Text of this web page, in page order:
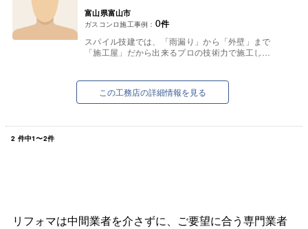
富山県富山市
ガスコンロ施工事例： 0件
スパイル技建では、「雨漏り」から「外壁」まで
「施工屋」だから出来るプロの技術力で施工しま
また、白ありの予防と駆除...
この工務店の詳細情報を見る
2 件中1〜2件
リフォマは中間業者を介さずに、ご要望に合う専門業者